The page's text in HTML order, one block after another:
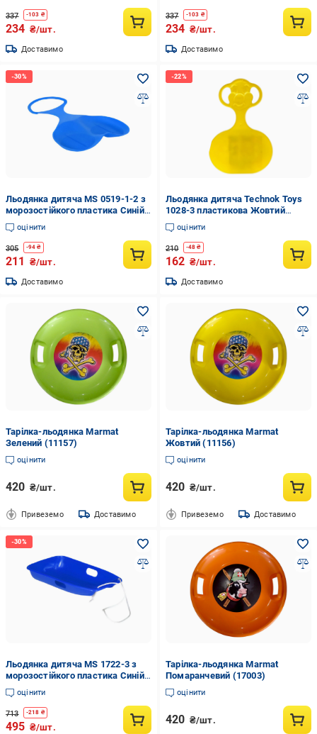
337 -103 ₴
234 ₴/шт.
Доставимо
337 -103 ₴
234 ₴/шт.
Доставимо
Льодянка дитяча MS 0519-1-2 з
морозостійкого пластика Синій
(29829329)
оцінити
305 -94 ₴
211 ₴/шт.
Доставимо
Льодянка дитяча Technok Toys
1028-3 пластикова Жовтий
(29823972)
оцінити
210 -48 ₴
162 ₴/шт.
Доставимо
Тарілка-льодянка Marmat
Зелений (11157)
оцінити
420 ₴/шт.
Привеземо Доставимо
Тарілка-льодянка Marmat
Жовтий (11156)
оцінити
420 ₴/шт.
Привеземо Доставимо
Льодянка дитяча MS 1722-3 з
морозостійкого пластика Синій
(29866307)
оцінити
713 -218 ₴
495 ₴/шт.
Тарілка-льодянка Marmat
Помаранчевий (17003)
оцінити
420 ₴/шт.